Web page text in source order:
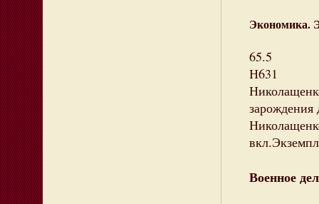
Экономика.
65.5
Н631
зарождения
Военное